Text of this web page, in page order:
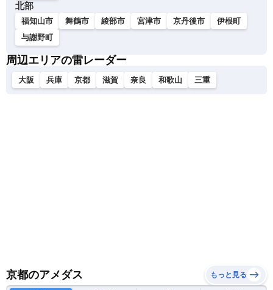
北部
福知山市 舞鶴市 綾部市 宮津市 京丹後市
伊根町
与謝野町
周辺エリアの雷レーダー
大阪 兵庫 京都 滋賀 奈良 和歌山 三重
京都のアメダス もっと見る